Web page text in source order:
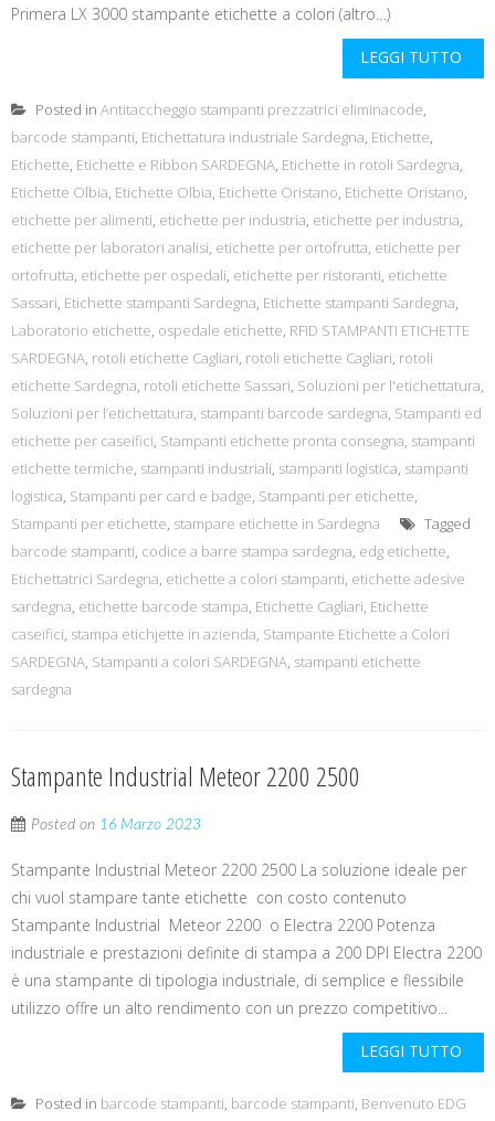
Primera LX 3000 stampante etichette a colori (altro…)
LEGGI TUTTO
Posted in Antitaccheggio stampanti prezzatrici eliminacode,
barcode stampanti, Etichettatura industriale Sardegna, Etichette,
Etichette, Etichette e Ribbon SARDEGNA, Etichette in rotoli Sardegna,
Etichette Olbia, Etichette Olbia, Etichette Oristano, Etichette Oristano,
etichette per alimenti, etichette per industria, etichette per industria,
etichette per laboratori analisi, etichette per ortofrutta, etichette per
ortofrutta, etichette per ospedali, etichette per ristoranti, etichette
Sassari, Etichette stampanti Sardegna, Etichette stampanti Sardegna,
Laboratorio etichette, ospedale etichette, RFID STAMPANTI ETICHETTE
SARDEGNA, rotoli etichette Cagliari, rotoli etichette Cagliari, rotoli
etichette Sardegna, rotoli etichette Sassari, Soluzioni per l'etichettatura,
Soluzioni per l’etichettatura, stampanti barcode sardegna, Stampanti ed
etichette per caseifici, Stampanti etichette pronta consegna, stampanti
etichette termiche, stampanti industriali, stampanti logistica, stampanti
logistica, Stampanti per card e badge, Stampanti per etichette,
Stampanti per etichette, stampare etichette in Sardegna
Tagged
barcode stampanti, codice a barre stampa sardegna, edg etichette,
Etichettatrici Sardegna, etichette a colori stampanti, etichette adesive
sardegna, etichette barcode stampa, Etichette Cagliari, Etichette
caseifici, stampa etichjette in azienda, Stampante Etichette a Colori
SARDEGNA, Stampanti a colori SARDEGNA, stampanti etichette
sardegna
Stampante Industrial Meteor 2200 2500
Posted on 16 Marzo 2023
Stampante Industrial Meteor 2200 2500 La soluzione ideale per
chi vuol stampare tante etichette con costo contenuto
Stampante Industrial Meteor 2200 o Electra 2200 Potenza
industriale e prestazioni definite di stampa a 200 DPI Electra 2200
è una stampante di tipologia industriale, di semplice e flessibile
utilizzo offre un alto rendimento con un prezzo competitivo...
LEGGI TUTTO
Posted in barcode stampanti, barcode stampanti, Benvenuto EDG